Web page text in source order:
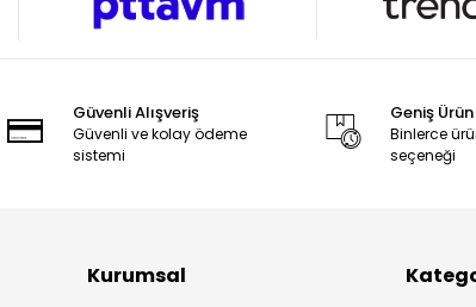
Güvenli Alışveriş
Güvenli ve kolay ödeme
sistemi
Geniş
Binlerce
seçeneği
Kurumsal